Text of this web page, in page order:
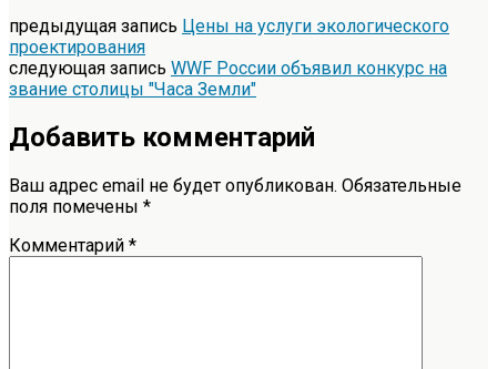
предыдущая запись Цены на услуги экологического
проектирования
следующая запись WWF России объявил конкурс на
звание столицы "Часа Земли"
Добавить комментарий
Ваш адрес email не будет опубликован. Обязательные
поля помечены *
Комментарий *